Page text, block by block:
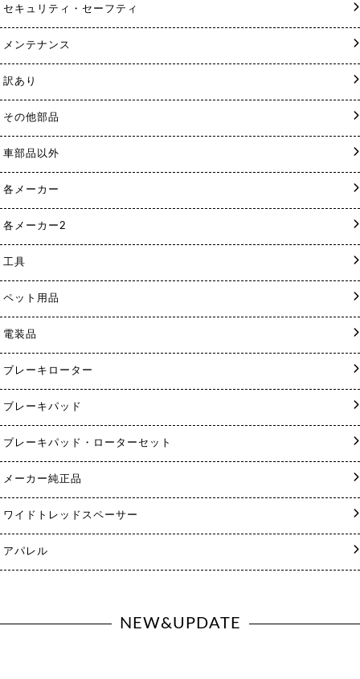
セキュリティ・セーフティ
メンテナンス
訳あり
その他部品
車部品以外
各メーカー
各メーカー2
工具
ペット用品
電装品
ブレーキローター
ブレーキパッド
ブレーキパッド・ローターセット
メーカー純正品
ワイドトレッドスペーサー
アパレル
NEW&UPDATE